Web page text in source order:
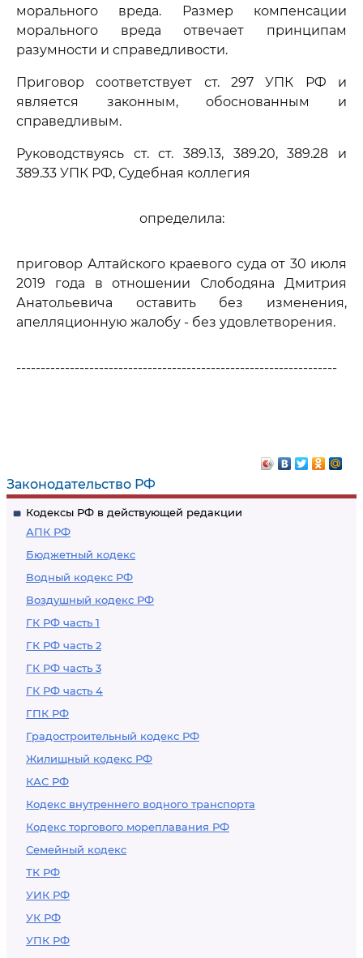
Законодательство РФ
Кодексы РФ в действующей редакции
АПК РФ
Бюджетный кодекс
Водный кодекс РФ
Воздушный кодекс РФ
ГК РФ часть 1
ГК РФ часть 2
ГК РФ часть 3
ГК РФ часть 4
ГПК РФ
Градостроительный кодекс РФ
Жилищный кодекс РФ
КАС РФ
Кодекс внутреннего водного транспорта
Кодекс торгового мореплавания РФ
Семейный кодекс
ТК РФ
УИК РФ
УК РФ
УПК РФ
морального вреда. Размер компенсации
морального вреда отвечает принципам
разумности и справедливости.
Приговор соответствует ст. 297 УПК РФ и
является законным, обоснованным и
справедливым.
Руководствуясь ст. ст. 389.13, 389.20, 389.28 и
389.33 УПК РФ, Судебная коллегия
определила:
приговор Алтайского краевого суда от 30 июля
2019 года в отношении Слободяна Дмитрия
Анатольевича оставить без изменения,
апелляционную жалобу - без удовлетворения.
------------------------------------------------------------------